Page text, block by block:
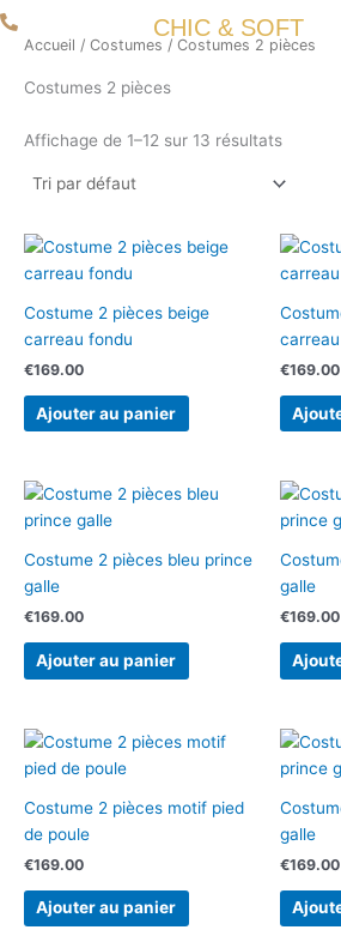
Aller
CHIC & SOFT
Accueil / Costumes / Costumes 2 pièces
Costumes 2 pièces
Affichage de 1–12 sur 13 résultats
Costume 2 pièces beige
carreau fondu
€169.00
Ajouter au panier
€169.00
Costume 2 pièces bleu prince
galle
€169.00
Ajouter au panier
galle
€169.00
Costume 2 pièces motif pied
de poule
€169.00
Ajouter au panier
galle
€169.00